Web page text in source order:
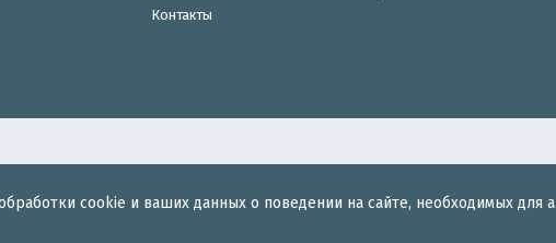
cookie и ваших данных о поведении на сайте, необходимых для
Контакты
беспроводного интернета.